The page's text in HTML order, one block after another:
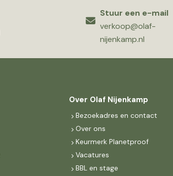
Stuur een e-mail
verkoop@olaf-
nijenkamp.nl
Over Olaf Nijenkamp
Bezoekadres en contact
Over ons
Keurmerk Planetproof
Vacatures
BBL en stage